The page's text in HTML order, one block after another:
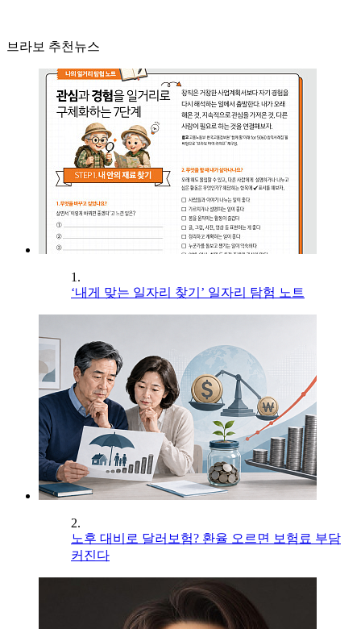
브라보 추천뉴스
1.
‘내게 맞는 일자리 찾기’ 일자리 탐험 노트
2.
노후 대비로 달러보험? 환율 오르면 보험료 부담
커진다